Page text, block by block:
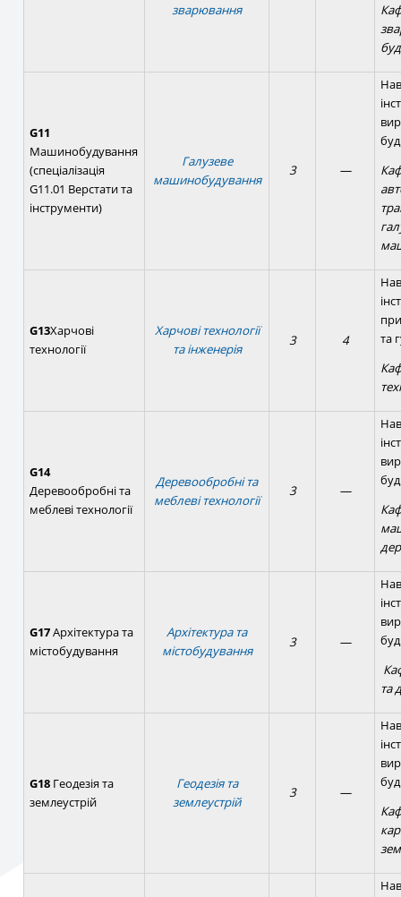
зварювання
G11
Машинобудування
(спеціалізація
G11.01 Верстати та
інструменти)
Галузеве
машинобудування
3 —
G13Харчові
технології
Харчові технології
та інженерія
3 4
та
G14
Деревообробні та
меблеві технології
Деревообробні та
меблеві технології
3 —
G17Архітектура та
містобудування
Архітектура та
містобудування
3 —
та
G18 Геодезія та
землеустрій
Геодезія та
землеустрій
3 —